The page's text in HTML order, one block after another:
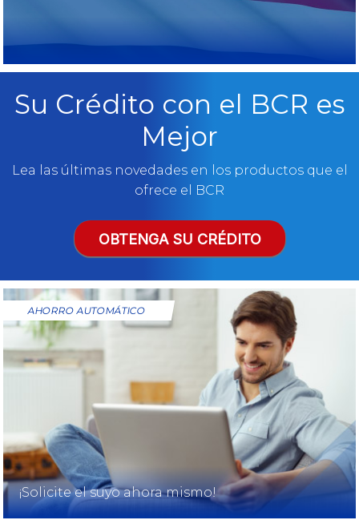
Su Crédito con el BCR es
Mejor
Lea las últimas novedades en los productos que el
ofrece el BCR
OBTENGA SU CRÉDITO
AHORRO AUTOMÁTICO
¡Solicite el suyo ahora mismo!